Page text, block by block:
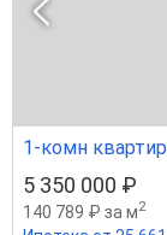
1-комн
5 350 000 ₽
140 789 ₽ за м2